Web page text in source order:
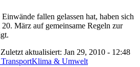
fallen gelassen hat, haben sich
März auf gemeinsame Regeln zur
Zuletzt aktualisiert: Jan 29, 2010 - 12:48
Klima & Umwelt